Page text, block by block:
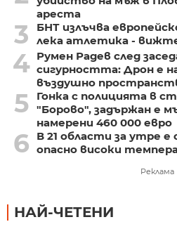
ареста
3
БНТ излъчва
лека атлетика -
4 Румен Радев след
сигурността: Дрон е
въздушно
5
Гонка с полицията в
"Борово", задържан е
намерени 460 000 евро
6
В 21 области за утре е
опасно високи
Реклама
НАЙ-ЧЕТЕНИ